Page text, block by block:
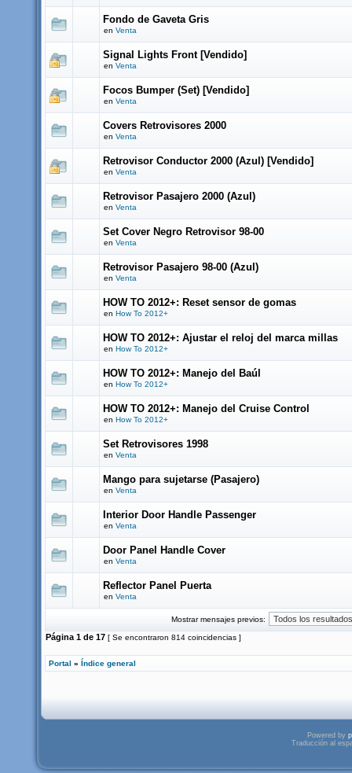
Fondo de Gaveta Gris
en Venta
Signal Lights Front [Vendido]
en Venta
Focos Bumper (Set) [Vendido]
en Venta
Covers Retrovisores 2000
en Venta
Retrovisor Conductor 2000 (Azul) [Vendido]
en Venta
Retrovisor Pasajero 2000 (Azul)
en Venta
Set Cover Negro Retrovisor 98-00
en Venta
Retrovisor Pasajero 98-00 (Azul)
en Venta
HOW TO 2012+: Reset sensor de gomas
en How To 2012+
HOW TO 2012+: Ajustar el reloj del marca millas
en How To 2012+
HOW TO 2012+: Manejo del Baúl
en How To 2012+
HOW TO 2012+: Manejo del Cruise Control
en How To 2012+
Set Retrovisores 1998
en Venta
Mango para sujetarse (Pasajero)
en Venta
Interior Door Handle Passenger
en Venta
Door Panel Handle Cover
en Venta
Reflector Panel Puerta
en Venta
Mostrar mensajes previos:
Página 1 de 17 [ Se encontraron 814 coincidencias ]
Portal » Índice general
Powered by
Traducción al